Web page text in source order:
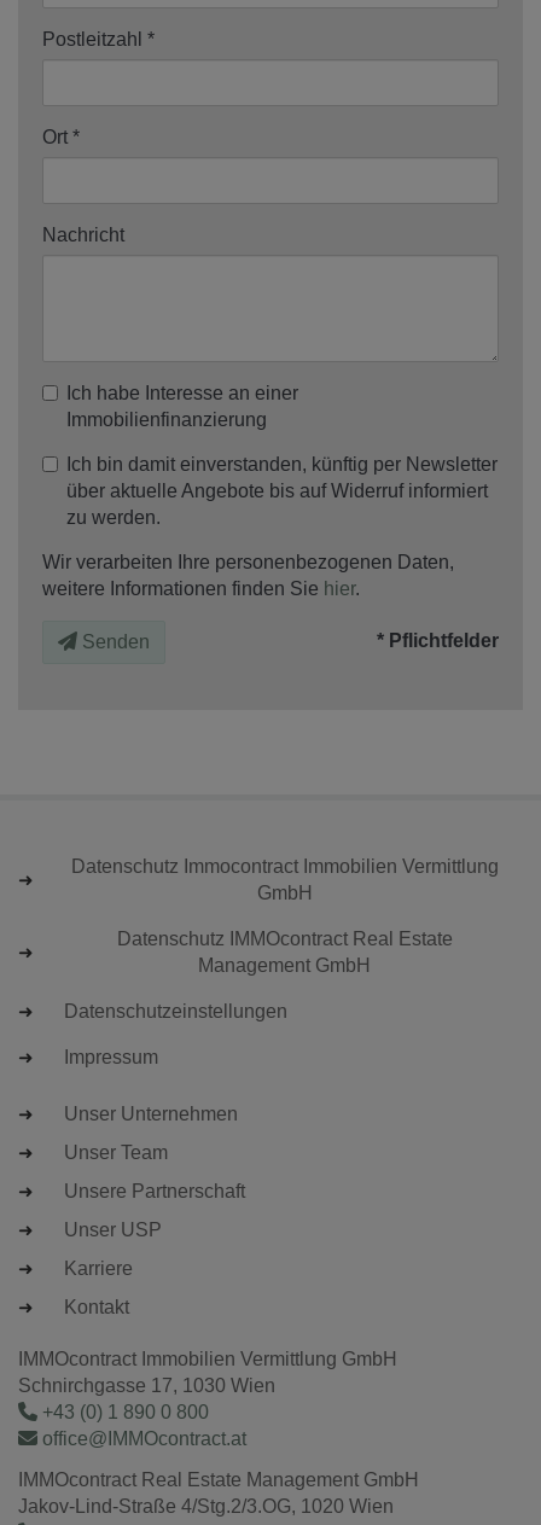
Postleitzahl
Ort
Nachricht
Ich habe Interesse an einer
Immobilienfinanzierung
Ich bin damit einverstanden, künftig per Newsletter
über aktuelle Angebote bis auf Widerruf informiert
zu werden.
Wir verarbeiten Ihre personenbezogenen Daten,
weitere Informationen finden Sie hier.
Senden * Pflichtfelder
Datenschutz Immocontract Immobilien Vermittlung
GmbH
Datenschutz IMMOcontract Real Estate
Management GmbH
Datenschutzeinstellungen
Impressum
Unser Unternehmen
Unser Team
Unsere Partnerschaft
Unser USP
Karriere
Kontakt
IMMOcontract Immobilien Vermittlung GmbH
Schnirchgasse 17, 1030 Wien
+43 (0) 1 890 0 800
office@IMMOcontract.at
IMMOcontract Real Estate Management GmbH
Jakov-Lind-Straße 4/Stg.2/3.OG, 1020 Wien